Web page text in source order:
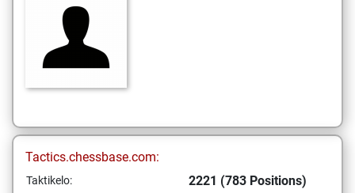
Tactics.chessbase.com:
Taktikelo: 2221 (783 Positions)